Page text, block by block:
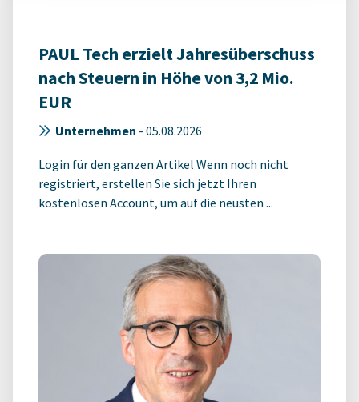
PAUL Tech erzielt Jahresüberschuss
nach Steuern in Höhe von 3,2 Mio.
EUR
Unternehmen - 05.08.2026
Login für den ganzen Artikel Wenn noch nicht
registriert, erstellen Sie sich jetzt Ihren
kostenlosen Account, um auf die neusten ...